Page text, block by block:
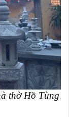
thờ Hồ Tùng